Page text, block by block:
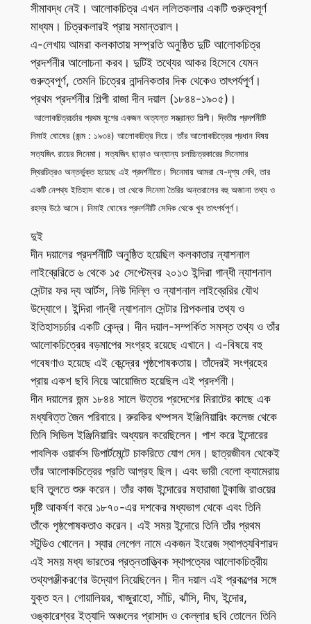
সীমাবদ্ধ নেই। আলোকচিত্র এখন ললিতকলার একটি গুরুত্বপূর্ণ
মাধ্যম। চিত্রকলারই প্রায় সমান্তরাল।
এ-লেখায় আমরা কলকাতায় সম্প্রতি অনুষ্ঠিত দুটি আলোকচিত্র
প্রদর্শনীর আলোচনা করব। দুটিই তথ্যের আকর হিসেবে যেমন
গুরুত্বপূর্ণ, তেমনি চিত্রের নান্দনিকতার দিক থেকেও তাৎপর্যপূর্ণ।
প্রথম প্রদর্শনীর শিল্পী রাজা দীন দয়াল (১৮৪৪-১৯০৫)।
আলোকচিত্রচর্চার প্রথম যুগের একজন অত্যন্ত সম্ভ্রান্ত শিল্পী। দ্বিতীয় প্রদর্শনীটি
নিমাই ঘোষের (জন্ম : ১৯৩৪) আলোকচিত্র নিয়ে। তাঁর আলোকচিত্রের প্রধান বিষয়
সত্যজিৎ রায়ের সিনেমা। সত্যজিৎ ছাড়াও অন্যান্য চলচ্চিত্রকারের সিনেমার
স্থিরচিত্রও অন্তর্ভুক্ত হয়েছে এই প্রদর্শনীতে। সিনেমায় আমরা যে-দৃশ্য দেখি, তার
একটি নেপথ্য ইতিহাস থাকে। তা থেকে সিনেমা তৈরির অন্তরালের বহু অজানা তথ্য ও
রহস্য উঠে আসে। নিমাই ঘোষের প্রদর্শনীটি সেদিক থেকে খুব তাৎপর্যপূর্ণ।
দুই
দীন দয়ালের প্রদর্শনীটি অনুষ্ঠিত হয়েছিল কলকাতার ন্যাশনাল
লাইব্রেরিতে ৬ থেকে ১৫ সেপ্টেম্বর ২০১৩ ইন্দিরা গান্ধী ন্যাশনাল
সেন্টার ফর দ্য আর্টস, নিউ দিল্লি ও ন্যাশনাল লাইব্রেরির যৌথ
উদ্যোগে। ইন্দিরা গান্ধী ন্যাশনাল সেন্টার শিল্পকলার তথ্য ও
ইতিহাসচর্চার একটি কেন্দ্র। দীন দয়াল-সম্পর্কিত সমস্ত তথ্য ও তাঁর
আলোকচিত্রের বড়মাপের সংগ্রহ রয়েছে এখানে। এ-বিষয়ে বহু
গবেষণাও হয়েছে এই কেন্দ্রের পৃষ্ঠপোষকতায়। তাঁদেরই সংগ্রহের
প্রায় একশ ছবি নিয়ে আয়োজিত হয়েছিল এই প্রদর্শনী।
দীন দয়ালের জন্ম ১৮৪৪ সালে উত্তর প্রদেশের মিরাটের কাছে এক
মধ্যবিত্ত জৈন পরিবারে। রুরকির থম্পসন ইঞ্জিনিয়ারিং কলেজ থেকে
তিনি সিভিল ইঞ্জিনিয়ারিং অধ্যয়ন করেছিলেন। পাশ করে ইন্দোরের
পাবলিক ওয়ার্কস ডিপার্টমেন্টে চাকরিতে যোগ দেন। ছাত্রজীবন থেকেই
তাঁর আলোকচিত্রের প্রতি আগ্রহ ছিল। এবং ভারী বেলো ক্যামেরায়
ছবি তুলতে শুরু করেন। তাঁর কাজ ইন্দোরের মহারাজা টুকাজি রাওয়ের
দৃষ্টি আকর্ষণ করে ১৮৭০-এর দশকের মধ্যভাগ থেকে এবং তিনি
তাঁকে পৃষ্ঠপোষকতাও করেন। এই সময় ইন্দোরে তিনি তাঁর প্রথম
স্টুডিও খোলেন। স্যার লেপেল নামে একজন ইংরেজ স্থাপত্যবিশারদ
এই সময় মধ্য ভারতের প্রত্নতাত্ত্বিক স্থাপত্যের আলোকচিত্রীয়
তথ্যপঞ্জীকরণের উদ্যোগ নিয়েছিলেন। দীন দয়াল এই প্রকল্পের সঙ্গে
যুক্ত হন। গোয়ালিয়র, খাজুরাহো, সাঁচি, ঝাঁসি, দীঘ, ইন্দোর,
ওঙ্কারেশ্বর ইত্যাদি অঞ্চলের প্রাসাদ ও কেল্লার ছবি তোলেন তিনি